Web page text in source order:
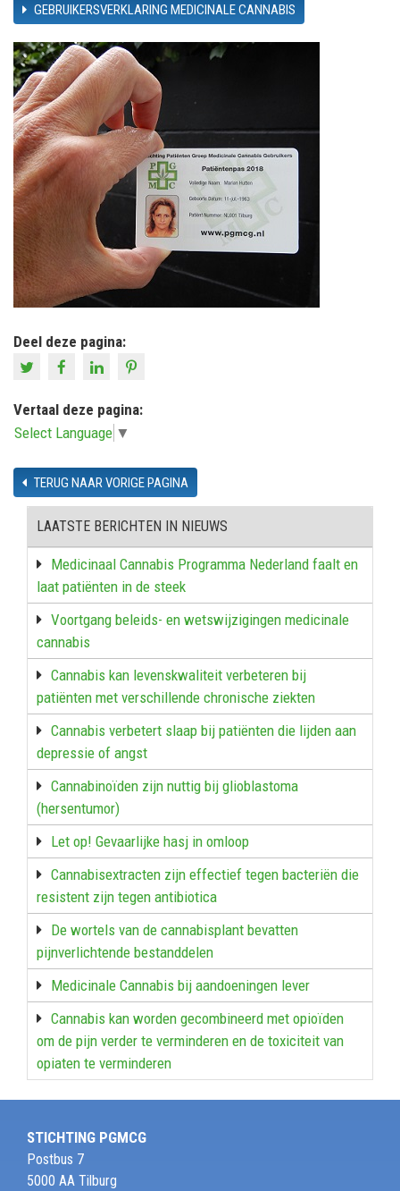
GEBRUIKERSVERKLARING MEDICINALE CANNABIS
Deel deze pagina:
Vertaal deze pagina:
Select Language ▼
TERUG NAAR VORIGE PAGINA
LAATSTE BERICHTEN IN NIEUWS
Medicinaal Cannabis Programma Nederland faalt en
laat patiënten in de steek
Voortgang beleids- en wetswijzigingen medicinale
cannabis
Cannabis kan levenskwaliteit verbeteren bij
patiënten met verschillende chronische ziekten
Cannabis verbetert slaap bij patiënten die lijden aan
depressie of angst
Cannabinoïden zijn nuttig bij glioblastoma
(hersentumor)
Let op! Gevaarlijke hasj in omloop
Cannabisextracten zijn effectief tegen bacteriën die
resistent zijn tegen antibiotica
De wortels van de cannabisplant bevatten
pijnverlichtende bestanddelen
Medicinale Cannabis bij aandoeningen lever
Cannabis kan worden gecombineerd met opioïden
om de pijn verder te verminderen en de toxiciteit van
opiaten te verminderen
STICHTING PGMCG
Postbus 7
5000 AA Tilburg